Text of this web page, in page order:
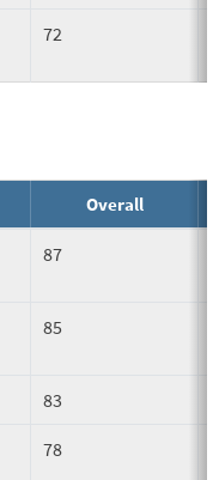
72
Overall
87
85
83
78